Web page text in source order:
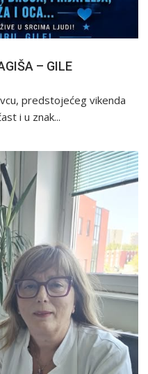
– GILE
predstojećeg vikenda
i u znak...